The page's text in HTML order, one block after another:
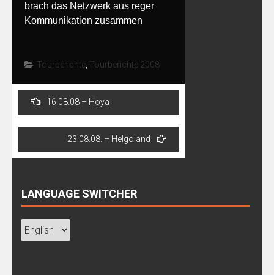
brach das Netzwerk aus reger
Kommunikation zusammen
Tourberichte Tourberichte 2008
Post
navigation
16.08.08 – Hoya
23.08.08. – Helgoland
LANGUAGE SWITCHER